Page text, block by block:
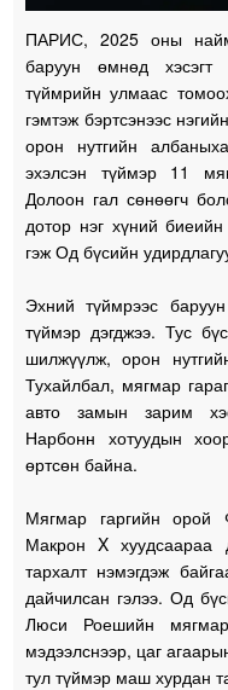
ПАРИС, 2025 оны
баруун өмнөд
түймрийн улмаас
гэмтэж бэртсэнээс
орон нутгийн
эхэлсэн түймэр 11
Долоон гал сөнөөгч
дотор нэг хүний
гэж Од бүсийн
Эхний түймрээс
түймэр дэгджээ. Тус
шилжүүлж, орон
Тухайлбал, мягмар
авто замын зарим
Нарбонн хотуудын
өртсөн байна.
Мягмар гаргийн орой
Макрон X хуудсаараа
тархалт нэмэгдэж
дайчилсан гэлээ. Од
Люси Роешийн
мэдээлснээр, цаг
тул түймэр маш хурдан